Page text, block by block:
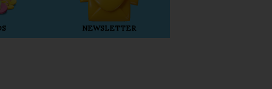
NEWSLETTER